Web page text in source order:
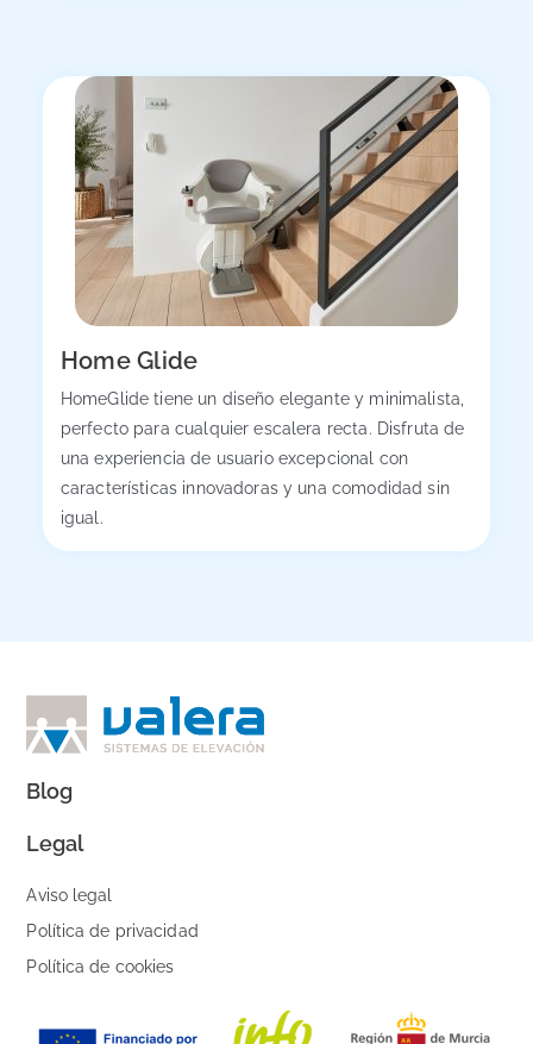
Home Glide
HomeGlide tiene un diseño elegante y minimalista,
perfecto para cualquier escalera recta. Disfruta de
una experiencia de usuario excepcional con
características innovadoras y una comodidad sin
igual.
Blog
Legal
Aviso legal
Política de privacidad
Política de cookies